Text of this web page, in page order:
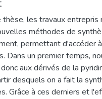
les travaux entrepris
méthodes de
permettant d'accéder
Dans un premier temps,
aux dérivés de la
desquels on a fait la
Grâce à ces derniers et